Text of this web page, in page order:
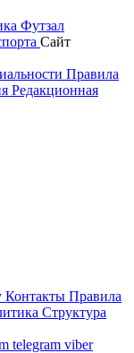
Футзал
Сайт
Правила
Редакционная
Контакты Правила
Структура
telegram viber